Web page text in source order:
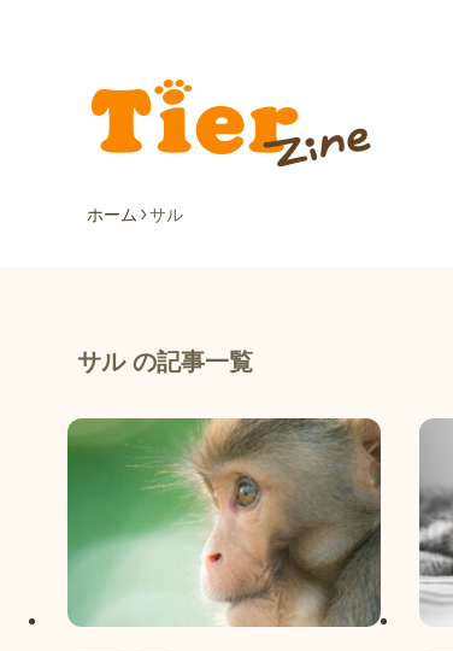
ホーム サル
サル の記事一覧